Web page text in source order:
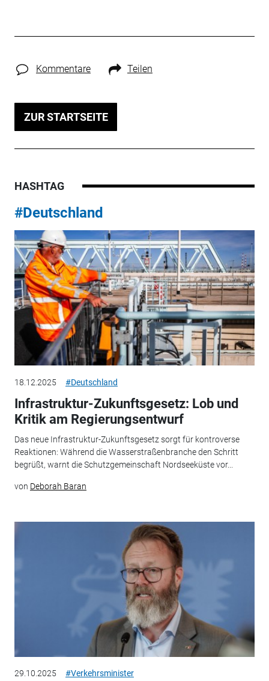
Kommentare Teilen
ZUR STARTSEITE
HASHTAG
#Deutschland
18.12.2025 #Deutschland
Infrastruktur-Zukunftsgesetz: Lob und
Kritik am Regierungsentwurf
Das neue Infrastruktur-Zukunftsgesetz sorgt für kontroverse
Reaktionen: Während die Wasserstraßenbranche den Schritt
begrüßt, warnt die Schutzgemeinschaft Nordseeküste vor...
von Deborah Baran
29.10.2025 #Verkehrsminister